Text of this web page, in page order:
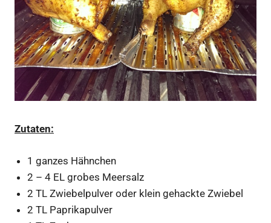
Zutaten:
1 ganzes Hähnchen
2 – 4 EL grobes Meersalz
2 TL Zwiebelpulver oder klein gehackte Zwiebel
2 TL Paprikapulver